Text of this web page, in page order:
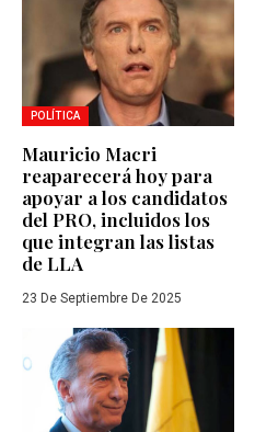
POLÍTICA
Mauricio Macri
reaparecerá hoy para
apoyar a los candidatos
del PRO, incluidos los
que integran las listas
de LLA
23 De Septiembre De 2025